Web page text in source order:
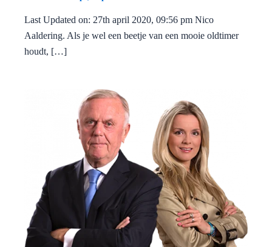
Last Updated on: 27th april 2020, 09:56 pm Nico
Aaldering. Als je wel een beetje van een mooie oldtimer
houdt, […]